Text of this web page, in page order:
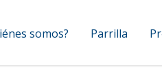
somos? Parrilla